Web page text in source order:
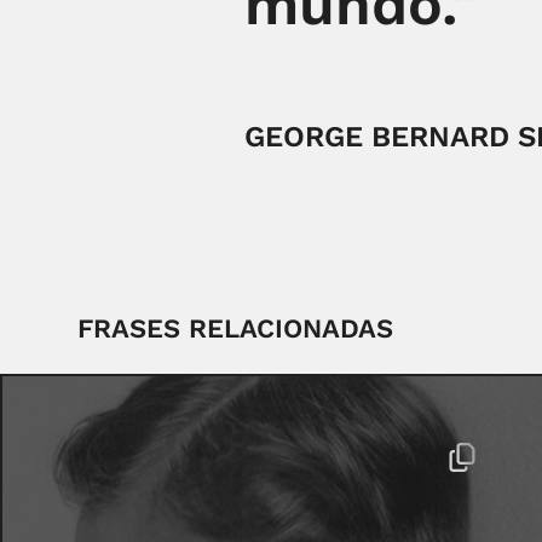
GEORGE BERNARD
FRASES RELACIONADAS